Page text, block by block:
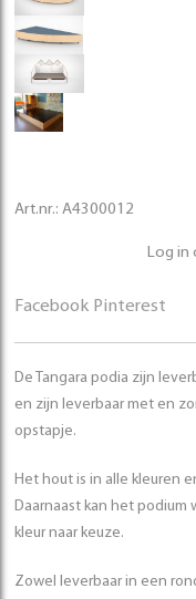
Art.nr.: A4300012
Log in
Facebook Pinterest
De Tangara podia zijn
en zijn leverbaar met en
opstapje.
Het hout is in alle kleuren
Daarnaast kan het
kleur naar keuze.
Zowel leverbaar in een